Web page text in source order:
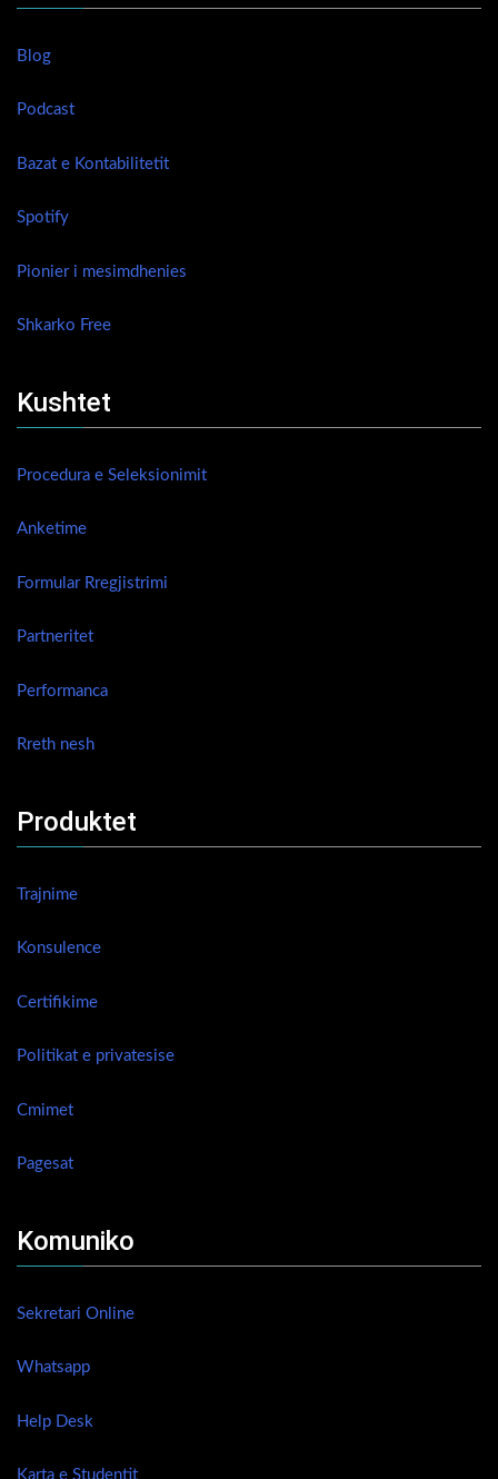
Blog
Podcast
Bazat e Kontabilitetit
Spotify
Pionier i mesimdhenies
Shkarko Free
Kushtet
Procedura e Seleksionimit
Anketime
Formular Rregjistrimi
Partneritet
Performanca
Rreth nesh
Produktet
Trajnime
Konsulence
Certifikime
Politikat e privatesise
Cmimet
Pagesat
Komuniko
Sekretari Online
Whatsapp
Help Desk
Karta e Studentit